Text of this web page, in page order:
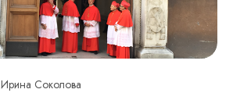
Ирина Соколова